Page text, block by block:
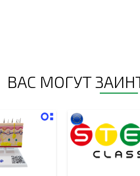
ВАС МОГУТ